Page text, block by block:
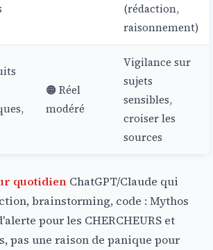
(rédaction,
raisonnement)
🟠 Réel
modéré
Vigilance sur
sujets
sensibles,
croiser les
sources
quotidien ChatGPT/Claude qui
brainstorming, code : Mythos
pour les CHERCHEURS et
pas une raison de panique pour